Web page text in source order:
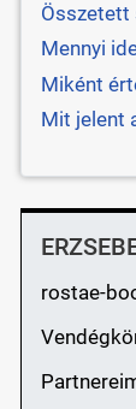
Összetett
Mennyi
Miként
Mit jelent
rostae-